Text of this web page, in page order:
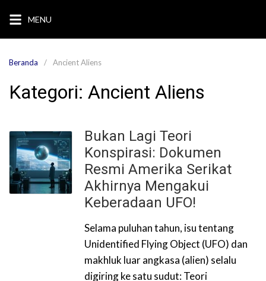
konten
MENU
Beranda Ancient Aliens
Kategori: Ancient Aliens
Bukan Lagi Teori
Konspirasi: Dokumen
Resmi Amerika Serikat
Akhirnya Mengakui
Keberadaan UFO!
Selama puluhan tahun, isu tentang
Unidentified Flying Object (UFO) dan
makhluk luar angkasa (alien) selalu
digiring ke satu sudut: Teori